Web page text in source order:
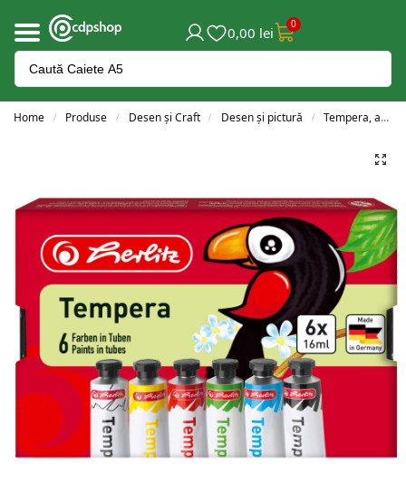
0,00 lei 0
Home / Produse / Desen și Craft / Desen și pictură / Tempera, acuarele și guașe